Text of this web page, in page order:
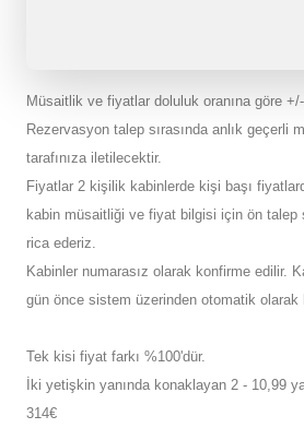
Müsaitlik ve fiyatlar doluluk oranına göre
Rezervasyon talep sırasında anlık geçerli
tarafınıza iletilecektir.
Fiyatlar 2 kişilik kabinlerde kişi başı
kabin müsaitliği ve fiyat bilgisi için ön talep
rica ederiz.
Kabinler numarasız olarak konfirme edilir.
gün önce sistem üzerinden otomatik olarak
Tek kisi fiyat farkı %100'dür.
İki yetişkin yanında konaklayan 2 - 10,99
314€